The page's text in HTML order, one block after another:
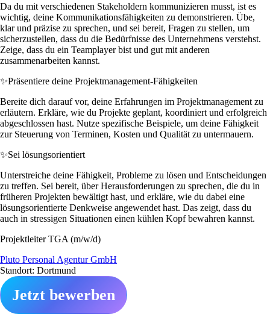
Da du mit verschiedenen Stakeholdern kommunizieren musst, ist es
wichtig, deine Kommunikationsfähigkeiten zu demonstrieren. Übe,
klar und präzise zu sprechen, und sei bereit, Fragen zu stellen, um
sicherzustellen, dass du die Bedürfnisse des Unternehmens verstehst.
Zeige, dass du ein Teamplayer bist und gut mit anderen
zusammenarbeiten kannst.
✨Präsentiere deine Projektmanagement-Fähigkeiten
Bereite dich darauf vor, deine Erfahrungen im Projektmanagement zu
erläutern. Erkläre, wie du Projekte geplant, koordiniert und erfolgreich
abgeschlossen hast. Nutze spezifische Beispiele, um deine Fähigkeit
zur Steuerung von Terminen, Kosten und Qualität zu untermauern.
✨Sei lösungsorientiert
Unterstreiche deine Fähigkeit, Probleme zu lösen und Entscheidungen
zu treffen. Sei bereit, über Herausforderungen zu sprechen, die du in
früheren Projekten bewältigt hast, und erkläre, wie du dabei eine
lösungsorientierte Denkweise angewendet hast. Das zeigt, dass du
auch in stressigen Situationen einen kühlen Kopf bewahren kannst.
Projektleiter TGA (m/w/d)
Pluto Personal Agentur GmbH
Standort: Dortmund
Jetzt bewerben